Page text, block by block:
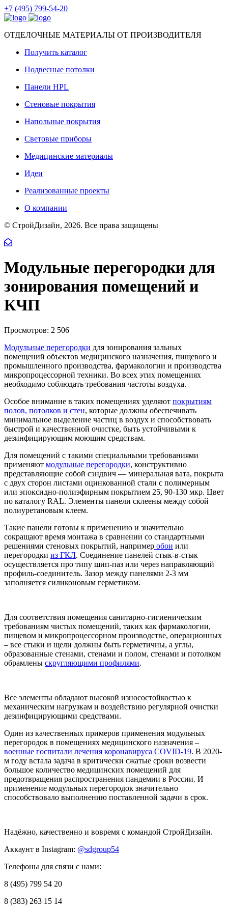
+7 (495) 799-54-20
ОТДЕЛОЧНЫЕ МАТЕРИАЛЫ ОТ ПРОИЗВОДИТЕЛЯ
Получить каталог
Подвесные потолки
Панели HPL
Стеновые покрытия
Напольные покрытия
Световые приборы
Медицинские материалы
Идеи
Реализованные проекты
О компании
© СтройДизайн, 2026. Все права защищены
Модульные перегородки для
зонирования помещений и
КЧП
Просмотров: 2 506
Модульные перегородки для зонирования зальных
помещений объектов медицинского назначения, пищевого и
промышленного производства, фармакологии и производства
микропроцессорной техники. Во всех этих помещениях
необходимо соблюдать требования частоты воздуха.
Особое внимание в таких помещениях уделяют покрытиям
полов, потолков и стен, которые должны обеспечивать
минимальное выделение частиц в воздух и способствовать
быстрой и качественной очистке, быть устойчивыми к
дезинфицирующим моющим средствам.
Для помещений с такими специальными требованиями
применяют модульные перегородки, конструктивно
представляющие собой сэндвич — минеральная вата, покрыта
с двух сторон листами оцинкованной стали с полимерным
или эпоксидно-полиэфирным покрытием 25, 90-130 мкр. Цвет
по каталогу RAL. Элементы панели склеены между собой
полиуретановым клеем.
Такие панели готовы к применению и значительно
сокращают время монтажа в сравнении со стандартными
решениями стеновых покрытий, например обои или
перегородки из ГКЛ. Соединение панелей стык-в-стык
осуществляется про типу шип-паз или через направляющий
профиль-соединитель. Зазор между панелями 2-3 мм
заполняется силиконовым герметиком.
Для соответствия помещения санитарно-гигиеническим
требованиям чистых помещений, таких как фармакологии,
пищевом и микропроцессорном производстве, операционных
– все стыки и щели должны быть герметичны, а углы,
образованные стенами, стенами и полом, стенами и потолком
обрамлены скругляющими профилями.
Все элементы обладают высокой износостойкостью к
механическим нагрузкам и воздействию регулярной очистки
дезинфицирующими средствами.
Один из качественных примеров применения модульных
перегородок в помещениях медицинского назначения –
военные госпитали лечения коронавируса COVID-19. В 2020-
м году встала задача в критически сжатые сроки возвести
большое количество медицинских помещений для
предотвращения распространения пандемии в России. И
применение модульных перегородок значительно
способствовало выполнению поставленной задачи в срок.
Надёжно, качественно и вовремя с командой СтройДизайн.
Аккаунт в Instagram: @sdgroup54
Телефоны для связи с нами:
8 (495) 799 54 20
8 (383) 263 15 14